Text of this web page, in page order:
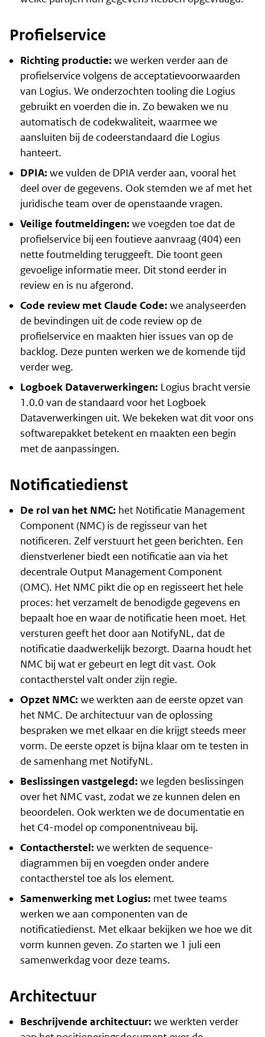
Profielservice
Richting productie: we werken verder aan de
profielservice volgens de acceptatievoorwaarden
van Logius. We onderzochten tooling die Logius
gebruikt en voerden die in. Zo bewaken we nu
automatisch de codekwaliteit, waarmee we
aansluiten bij de codeerstandaard die Logius
hanteert.
DPIA: we vulden de DPIA verder aan, vooral het
deel over de gegevens. Ook stemden we af met het
juridische team over de openstaande vragen.
Veilige foutmeldingen: we voegden toe dat de
profielservice bij een foutieve aanvraag (404) een
nette foutmelding teruggeeft. Die toont geen
gevoelige informatie meer. Dit stond eerder in
review en is nu afgerond.
Code review met Claude Code: we analyseerden
de bevindingen uit de code review op de
profielserviceen maakten hier issues van op de
backlog. Deze punten werken we de komende tijd
verder weg.
Logboek Dataverwerkingen: Logius bracht versie
1.0.0 van de standaard voor het Logboek
Dataverwerkingen uit. We bekeken wat dit voor ons
softwarepakket betekent en maakten een begin
met de aanpassingen.
Notificatiedienst
De rol van het NMC: het Notificatie Management
Component (NMC) is de regisseur van het
notificeren. Zelf verstuurt het geen berichten. Een
dienstverlener biedt een notificatie aan via het
decentrale Output Management Component
(OMC). Het NMC pikt die op en regisseert het hele
proces: het verzamelt de benodigde gegevens en
bepaalt hoe en waar de notificatie heen moet. Het
versturen geeft het door aan NotifyNL, dat de
notificatie daadwerkelijk bezorgt. Daarna houdt het
NMC bij wat er gebeurt en legt dit vast. Ook
contactherstel valt onder zijn regie.
Opzet NMC: we werkten aan de eerste opzet van
het NMC. De architectuur van de oplossing
bespraken we met elkaar en die krijgt steeds meer
vorm. De eerste opzet is bijna klaar om te testen in
de samenhang met NotifyNL.
Beslissingen vastgelegd: we legden beslissingen
over het NMC vast, zodat we ze kunnen delen en
beoordelen. Ook werkten we de documentatie en
het C4-model op componentniveau bij.
Contactherstel: we werkten de sequence-
diagrammen bij en voegden onder andere
contactherstel toe als los element.
Samenwerking met Logius: met twee teams
werken we aan componenten van de
notificatiedienst. Met elkaar bekijken we hoe we dit
vorm kunnen geven. Zo starten we 1 juli een
samenwerkdag voor deze teams.
Architectuur
Beschrijvende architectuur: we werkten verder